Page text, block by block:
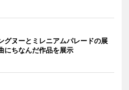
グヌーとミレニアムパレードの展
ちなんだ作品を展示